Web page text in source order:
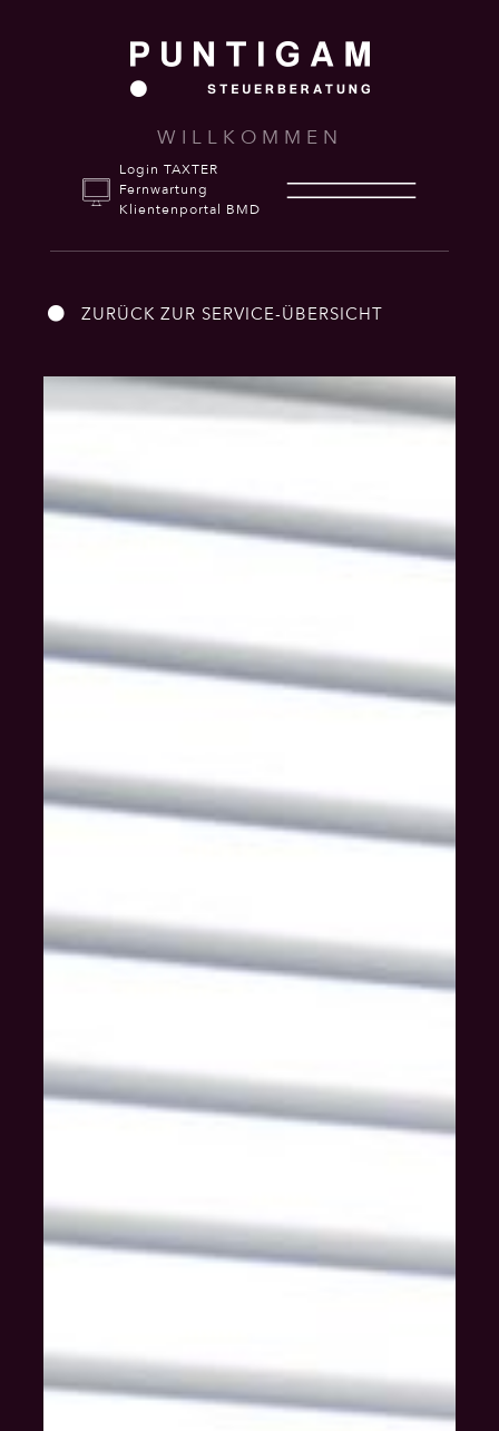
WILLKOMMEN
Login TAXTER
Fernwartung
Klientenportal BMD
ZURÜCK ZUR SERVICE-ÜBERSICHT